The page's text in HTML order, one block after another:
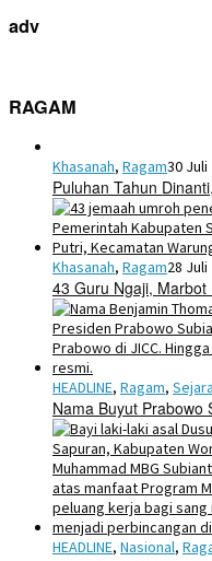
adv
RAGAM
Khasanah, Ragam30 Juli
Puluhan Tahun
Khasanah, Ragam28 Juli
43 Guru Ngaji,
HEADLINE, Ragam,
Nama Buyut
HEADLINE, Nasional,